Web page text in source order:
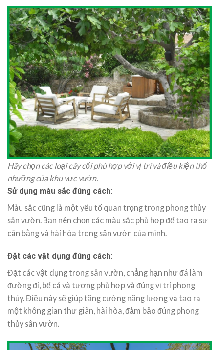
Hãy chọn các loại cây cối phù hợp với vị trí và điều kiện thổ
nhưỡng của khu vực vườn.
Sử dụng màu sắc đúng cách:
Màu sắc cũng là một yếu tố quan trọng trong phong thủy
sân vườn. Bạn nên chọn các màu sắc phù hợp để tạo ra sự
cân bằng và hài hòa trong sân vườn của mình.
Đặt các vật dụng đúng cách:
Đặt các vật dụng trong sân vườn, chẳng hạn như đá làm
đường đi, bể cá và tượng phù hợp và đúng vị trí phong
thủy. Điều này sẽ giúp tăng cường năng lượng và tạo ra
một không gian thư giãn, hài hòa, đảm bảo đúng phong
thủy sân vườn.